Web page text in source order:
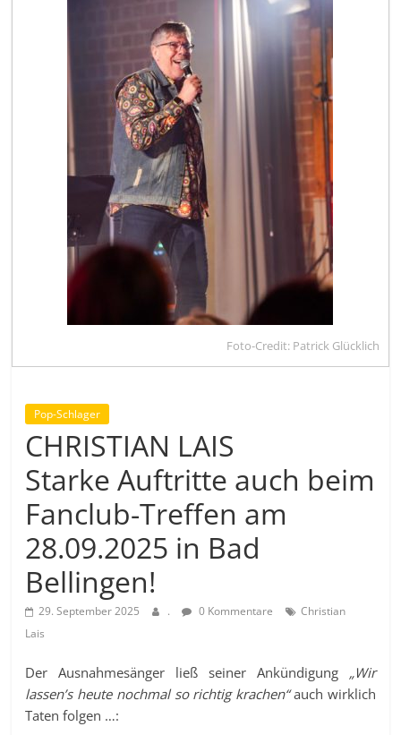
Foto-Credit: Patrick Glücklich
Pop-Schlager
CHRISTIAN LAIS
Starke Auftritte auch beim
Fanclub-Treffen am
28.09.2025 in Bad
Bellingen!
29. September 2025 . 0 Kommentare
Christian
Lais
Der Ausnahmesänger ließ seiner Ankündigung „Wir
lassen’s heute nochmal so richtig krachen“auch wirklich
Taten folgen …: